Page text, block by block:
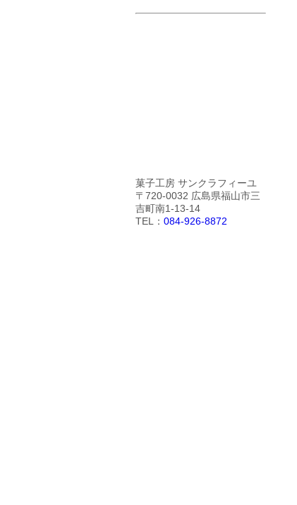
菓子工房 サンクラフィーユ
〒720-0032 広島県福山市三
吉町南1-13-14
TEL： 084-926-8872